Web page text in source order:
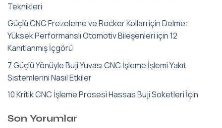
Teknikleri
Güçlü CNC Frezeleme ve Rocker Kolları için Delme:
Yüksek Performanslı Otomotiv Bileşenleri için 12
Kanıtlanmış İçgörü
7 Güçlü Yönüyle Buji Yuvası CNC İşleme İşlemi Yakıt
Sistemlerini Nasıl Etkiler
10 Kritik CNC İşleme Prosesi Hassas Buji Soketleri İçin
Son Yorumlar